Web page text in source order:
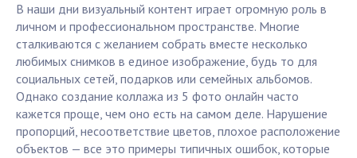
В наши дни визуальный контент играет огромную роль в
личном и профессиональном пространстве. Многие
сталкиваются с желанием собрать вместе несколько
любимых снимков в единое изображение, будь то для
социальных сетей, подарков или семейных альбомов.
Однако создание коллажа из 5 фото онлайн часто
кажется проще, чем оно есть на самом деле. Нарушение
пропорций, несоответствие цветов, плохое расположение
объектов — все это примеры типичных ошибок, которые